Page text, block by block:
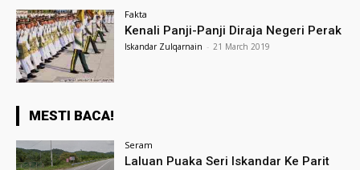
Fakta
Kenali Panji-Panji Diraja Negeri Perak
Iskandar Zulqarnain - 21 March 2019
MESTI BACA!
Seram
Laluan Puaka Seri Iskandar Ke Parit